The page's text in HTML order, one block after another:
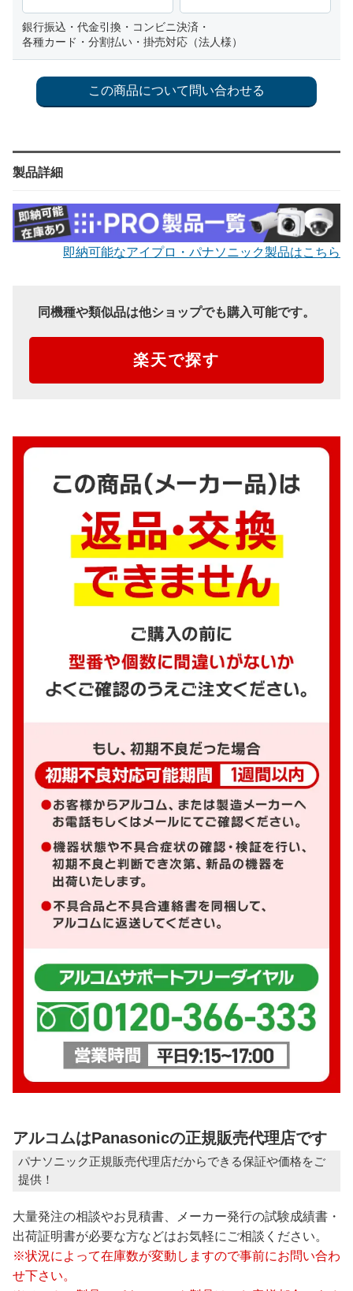
銀行振込・代金引換・コンビニ決済・
各種カード・分割払い・掛売対応（法人様）
製品詳細
即納可能なアイプロ・パナソニック製品はこちら
同機種や類似品は他ショップでも購入可能です。
楽天で探す
アルコムはPanasonicの正規販売代理店です
パナソニック正規販売代理店だからできる保証や価格をご
提供！
大量発注の相談やお見積書、メーカー発行の試験成績書・
出荷証明書が必要な方などはお気軽にご相談ください。
※状況によって在庫数が変動しますので事前にお問い合わ
せ下さい。